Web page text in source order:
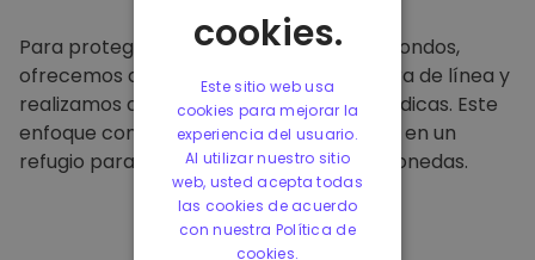
Para proteger a nuestros clientes y sus fondos,
ofrecemos almacenamiento seguro fuera de línea y
realizamos auditorías de seguridad periódicas. Este
enfoque convierte a nuestra plataforma en un
refugio para almacenar y otras criptomonedas.
cookies.
Este sitio web usa
cookies para mejorar la
experiencia del usuario.
Al utilizar nuestro sitio
web, usted acepta todas
las cookies de acuerdo
con nuestra Política de
cookies.